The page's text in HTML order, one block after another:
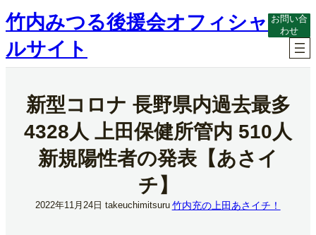
内
容
ス
キ
竹内みつる後援会オフィシャ
ルサイト
お問い合
わせ
新型コロナ 長野県内過去最多
4328人 上田保健所管内 510人
新規陽性者の発表【あさイ
チ】
2022年11月24日 takeuchimitsuru 竹内充の上田あさイチ！